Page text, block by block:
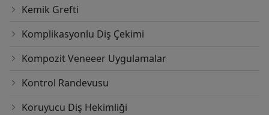
Kemik Grefti
Komplikasyonlu Diş Çekimi
Kompozit Veneeer Uygulamalar
Kontrol Randevusu
Koruyucu Diş Hekimliği